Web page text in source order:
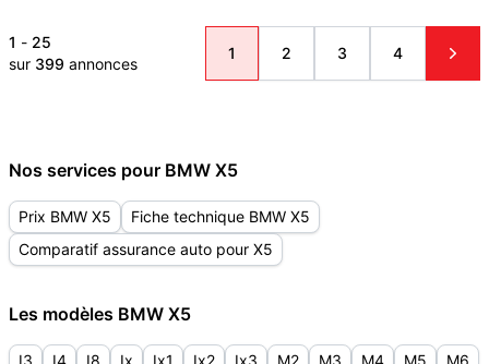
1 - 25
sur 399 annonces
1 2 3 4
Nos services pour BMW X5
Prix BMW X5
Fiche technique BMW X5
Comparatif assurance auto pour X5
Les modèles BMW X5
I3 I4 I8 Ix Ix1 Ix2 Ix3 M2 M3 M4 M5
M6